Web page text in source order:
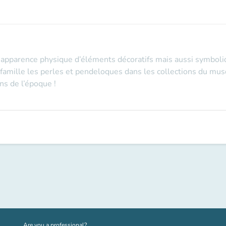
physique d’éléments décoratifs mais aussi
les perles et pendeloques dans les collections du
de l’époque !